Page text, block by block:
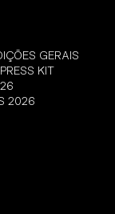
GERAIS
PRESS KIT
2026